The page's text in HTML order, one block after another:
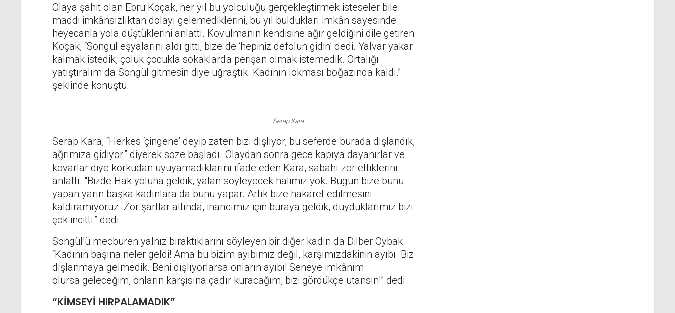
Olaya şahit olan Ebru Koçak, her yıl bu yolculuğu gerçekleştirmek isteseler bile
maddi imkânsızlıktan dolayı gelemediklerini, bu yıl buldukları imkân sayesinde
heyecanla yola düştüklerini anlattı. Kovulmanın kendisine ağır geldiğini dile getiren
Koçak, “Songül eşyalarını aldı gitti, bize de ‘hepiniz defolun gidin’ dedi. Yalvar yakar
kalmak istedik, çoluk çocukla sokaklarda perişan olmak istemedik. Ortalığı
yatıştıralım da Songül gitmesin diye uğraştık. Kadının lokması boğazında kaldı.”
şeklinde konuştu.
Serap Kara
Serap Kara, “Herkes ‘çingene’ deyip zaten bizi dışlıyor, bu seferde burada dışlandık,
ağrımıza gidiyor.” diyerek söze başladı. Olaydan sonra gece kapıya dayanırlar ve
kovarlar diye korkudan uyuyamadıklarını ifade eden Kara, sabahı zor ettiklerini
anlattı. “Bizde Hak yoluna geldik, yalan söyleyecek halimiz yok. Bugün bize bunu
yapan yarın başka kadınlara da bunu yapar. Artık bize hakaret edilmesini
kaldıramıyoruz. Zor şartlar altında, inancımız için buraya geldik, duyduklarımız bizi
çok incitti.” dedi.
Songül’ü mecburen yalnız bıraktıklarını söyleyen bir diğer kadın da Dilber Oybak.
“Kadının başına neler geldi! Ama bu bizim ayıbımız değil, karşımızdakinin ayıbı. Biz
dışlanmaya gelmedik. Beni dışlıyorlarsa onların ayıbı! Seneye imkânım
olursa geleceğim, onların karşısına çadır kuracağım, bizi gördükçe utansın!” dedi.
“KİMSEYİ HIRPALAMADIK”